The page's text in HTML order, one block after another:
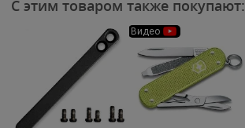
С этим товаром также покупают:
Видео